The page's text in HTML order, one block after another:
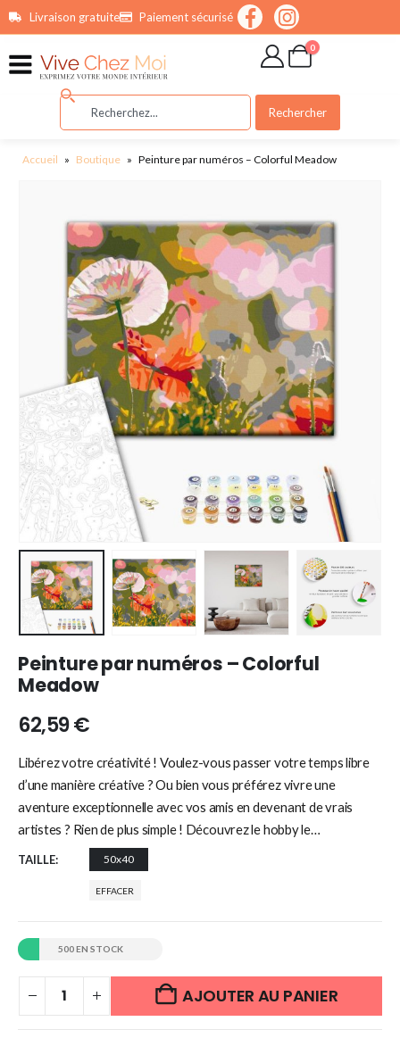
principalLivraison gratuite Paiement sécurisé
0
Rechercher
Accueil » Boutique » Peinture par numéros – Colorful Meadow
Peinture par numéros – Colorful
Meadow
62,59€
Libérez votre créativité ! Voulez-vous passer votre temps libre
d’une manière créative ? Ou bien vous préférez vivre une
aventure exceptionnelle avec vos amis en devenant de vrais
artistes ? Rien de plus simple ! Découvrez le hobby le…
TAILLE 50x40
EFFACER
500 EN STOCK
AJOUTER AU PANIER